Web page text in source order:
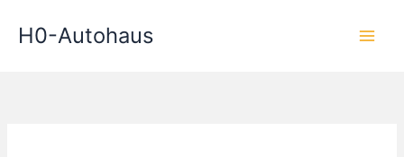
InhaltH0-Autohaus